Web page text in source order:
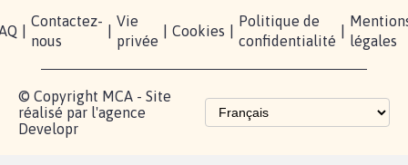
Contactez-
nous
Vie
privée
Cookies
Politique de
confidentialité
légales
© Copyright MCA - Site
réalisé par l'agence
Developr